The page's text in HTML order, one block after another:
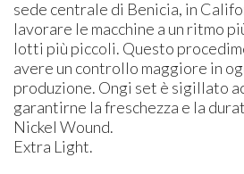
sede centrale di Benicia, in
lavorare le macchine a un ritmo
lotti più piccoli. Questo
avere un controllo maggiore in
produzione. Ongi set è sigillato
garantirne la freschezza e la
Nickel Wound.
Extra Light.